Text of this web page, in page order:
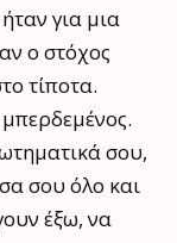
για μια
ο στόχος
τίποτα.
σου,
σου όλο και
έξω, να